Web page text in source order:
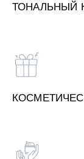
ТОНАЛЬНЫЙ